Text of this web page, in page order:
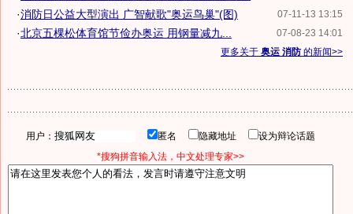
07-11-13 13:15
·消防日公益大型演出 广智献歌"奥运鸟巢"(图)
07-08-23 14:01
·北京五棵松体育馆节俭办奥运 用钢量减九...
更多关于 奥运 消防 的新闻>>
用户： 匿名 隐藏地址
设为辩论话题
*搜狗拼音输入法，中文处理专家>>